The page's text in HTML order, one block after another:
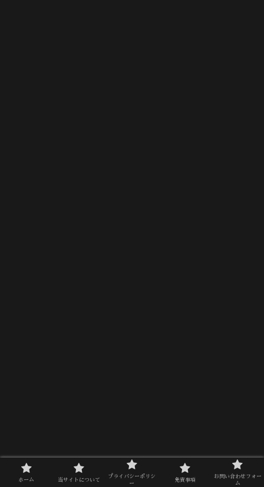
ホーム 当サイトについて
プライバシーポリシ
ー
免責事項
お問い合わせフォー
ム